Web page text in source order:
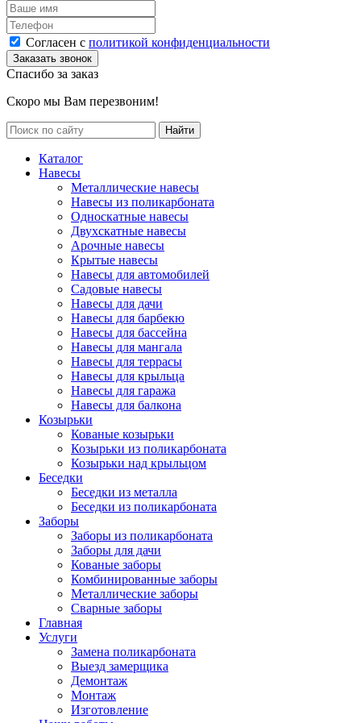
Согласен с политикой конфиденциальности
Спасибо за заказ
Скоро мы Вам перезвоним!
Каталог
Навесы
Металлические навесы
Навесы из поликарбоната
Односкатные навесы
Двухскатные навесы
Арочные навесы
Крытые навесы
Навесы для автомобилей
Садовые навесы
Навесы для дачи
Навесы для барбекю
Навесы для бассейна
Навесы для мангала
Навесы для террасы
Навесы для крыльца
Навесы для гаража
Навесы для балкона
Козырьки
Кованые козырьки
Козырьки из поликарбоната
Козырьки над крыльцом
Беседки
Беседки из металла
Беседки из поликарбоната
Заборы
Заборы из поликарбоната
Заборы для дачи
Кованые заборы
Комбинированные заборы
Металлические заборы
Сварные заборы
Главная
Услуги
Замена поликарбоната
Выезд замерщика
Демонтаж
Монтаж
Изготовление